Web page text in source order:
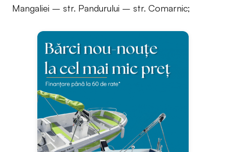
Mangaliei – str. Pandurului – str. Comarnic;